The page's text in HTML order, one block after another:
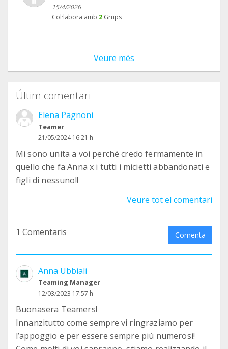
15/4/2026
Col·labora amb 2 Grups
Veure més
Últim comentari
Elena Pagnoni
Teamer
21/05/2024 16:21 h
Mi sono unita a voi perché credo fermamente in
quello che fa Anna x i tutti i micietti abbandonati e
figli di nessuno!!
Veure tot el comentari
1 Comentaris Comenta
Anna Ubbiali
Teaming Manager
12/03/2023 17:57 h
Buonasera Teamers!
Innanzitutto come sempre vi ringraziamo per
l’appoggio e per essere sempre più numerosi!